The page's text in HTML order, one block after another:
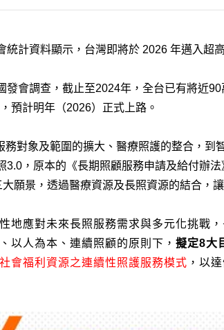
統計資料顯示，台灣即將於 2026 年邁入超
發會調查，截止至2024年，全台已有將近90
預計明年（2026）正式上路。
務對象及範圍的擴大、醫療照護的整合，到
3.0，原本的《長期照顧服務申請及給付辦法
願景，透過醫療資源及長照資源的結合，
地應對未來長照服務需求與多元化挑戰
以人為本、連續照顧的原則下， 擬定8大
會福利資源之連續性照護服務模式 ，以